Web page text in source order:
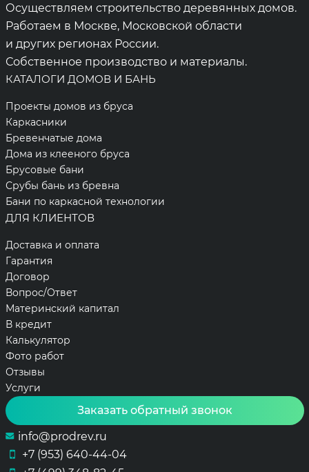
Осуществляем строительство деревянных домов.
Работаем в Москве, Московской области
и других регионах России.
Собственное производство и материалы.
КАТАЛОГИ ДОМОВ И БАНЬ
Проекты домов из бруса
Каркасники
Бревенчатые дома
Дома из клееного бруса
Брусовые бани
Срубы бань из бревна
Бани по каркасной технологии
ДЛЯ КЛИЕНТОВ
Доставка и оплата
Гарантия
Договор
Вопрос/Ответ
Материнский капитал
В кредит
Калькулятор
Фото работ
Отзывы
Услуги
Заказать обратный звонок
info@prodrev.ru
+7 (953) 640-44-04